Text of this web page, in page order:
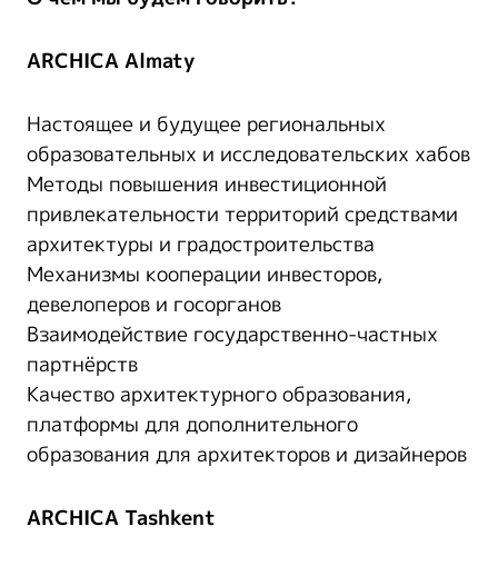
ARCHICA Almaty
Настоящее и будущее региональных
образовательных и исследовательских хабов
Методы повышения инвестиционной
привлекательности территорий средствами
архитектуры и градостроительства
Механизмы кооперации инвесторов,
девелоперов и госорганов
Взаимодействие государственно-частных
партнёрств
Качество архитектурного образования,
платформы для дополнительного
образования для архитекторов и дизайнеров
ARCHICA Tashkent